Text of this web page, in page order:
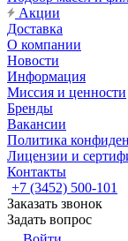
Акции
Доставка
О компании
Новости
Информация
Миссия и ценности
Бренды
Вакансии
Политика
Лицензии и
Контакты
+7 (3452) 500-101
Заказать звонок
Задать вопрос